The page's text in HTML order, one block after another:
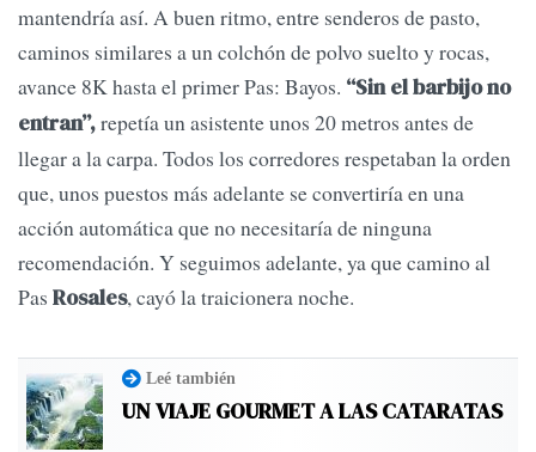
mantendría así. A buen ritmo, entre senderos de pasto,
caminos similares a un colchón de polvo suelto y rocas,
avance 8K hasta el primer Pas: Bayos. “Sin el barbijo no
entran”,repetía un asistente unos 20 metros antes de
llegar a la carpa. Todos los corredores respetaban la orden
que, unos puestos más adelante se convertiría en una
acción automática que no necesitaría de ninguna
recomendación. Y seguimos adelante, ya que camino al
Pas Rosales, cayó la traicionera noche.
Leé también
UN VIAJE GOURMET A LAS CATARATAS